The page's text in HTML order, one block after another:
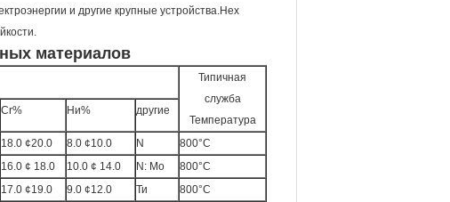
и другие крупные устройства.Hex
материалов
Типичная
служба
Температура
Cr% Ни% другие
18.0 ¢20.0 8.0 ¢10.0 N
800°C
16.0 ¢ 18.0 10.0 ¢ 14.0 N: Mo
800°C
17.0 ¢19.0 9.0 ¢12.0 Ти
800°C